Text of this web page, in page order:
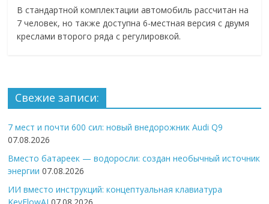
В стандартной комплектации автомобиль рассчитан на
7 человек, но также доступна 6-местная версия с двумя
креслами второго ряда с регулировкой.
Свежие записи:
7 мест и почти 600 сил: новый внедорожник Audi Q9
07.08.2026
Вместо батареек — водоросли: создан необычный источник
энергии 07.08.2026
ИИ вместо инструкций: концептуальная клавиатура